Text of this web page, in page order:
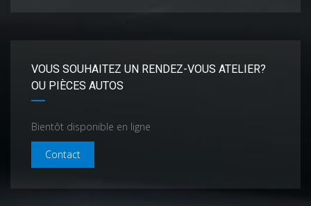
VOUS SOUHAITEZ UN RENDEZ-VOUS ATELIER?
OU PIÈCES AUTOS
Bientôt disponible en ligne
Contact